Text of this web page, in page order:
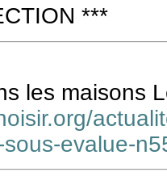
***
les maisons
evalue-